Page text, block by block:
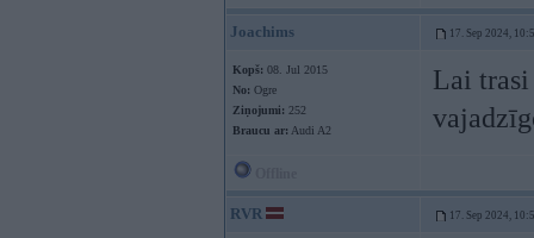
Joachims 17. Sep 2024,
Kopš: 08. Jul 2015
No: Ogre
Ziņojumi: 252
Braucu ar: Audi A2
Lai
RVR 17. Sep 2024,